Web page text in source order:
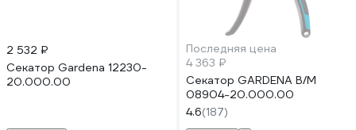
2 532 ₽
Секатор Gardena 12230-
20.000.00
Последняя цена
4 363 ₽
Секатор GARDENA B/M
08904-20.000.00
4.6(187)